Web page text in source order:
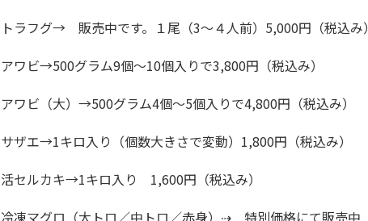
トラフグ→ 販売中です。１尾（3～４人前）5,000円（税込み）
アワビ→500グラム9個～10個入りで3,800円（税込み）
アワビ（大）→500グラム4個～5個入りで4,800円（税込み）
サザエ→1キロ入り（個数大きさで変動）1,800円（税込み）
活セルカキ→1キロ入り 1,600円（税込み）
冷凍マグロ（大トロ／中トロ／赤身）⇢ 特別価格にて販売中